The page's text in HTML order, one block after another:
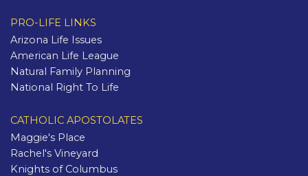
PRO-LIFE LINKS
Arizona Life Issues
American Life League
Natural Family Planning
National Right To Life
CATHOLIC APOSTOLATES
Maggie's Place
Rachel's Vineyard
Knights of Columbus